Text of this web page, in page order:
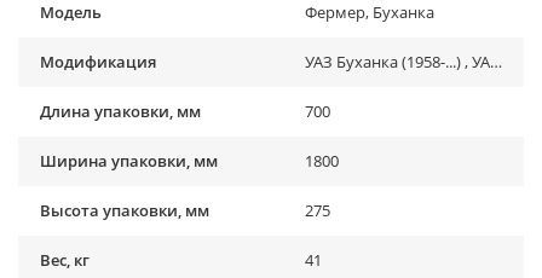
Модель Фермер, Буханка
Модификация УАЗ Буханка (1958-...) , УАЗ Фермер
Длина упаковки, мм 700
Ширина упаковки, мм 1800
Высота упаковки, мм 275
Вес, кг 41